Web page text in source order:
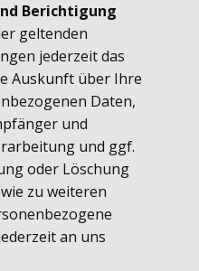
Berichtigung
geltenden
jederzeit das
Auskunft über Ihre
Daten,
und
und ggf.
oder Löschung
zu weiteren
an uns